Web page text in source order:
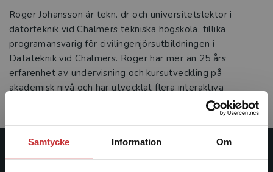
Samtycke Information Om
Roger Johansson är tekn. dr och universitetslektor i
datorteknik vid Chalmers tekniska högskola, tillika
programansvarig för civilingenjörsutbildningen i
Datateknik vid Chalmers. Roger har mer än 25 års
erfarenhet av undervisning och kursutveckling på
akademisk nivå och har utvecklat flera interaktiva
Studentlitteratur